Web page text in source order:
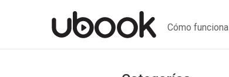
Cómo funciona